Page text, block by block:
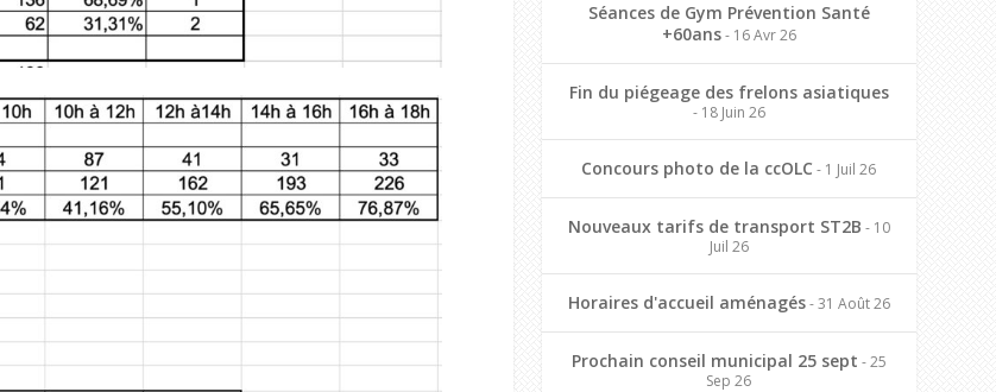
Séances de Gym Prévention Santé
+60ans- 16 Avr 26
Fin du piégeage des frelons asiatiques
- 18 Juin 26
Concours photo de la ccOLC - 1 Juil 26
Nouveaux tarifs de transport ST2B - 10
Juil 26
Horaires d'accueil aménagés- 31 Août 26
Prochain conseil municipal 25 sept - 25
Sep 26